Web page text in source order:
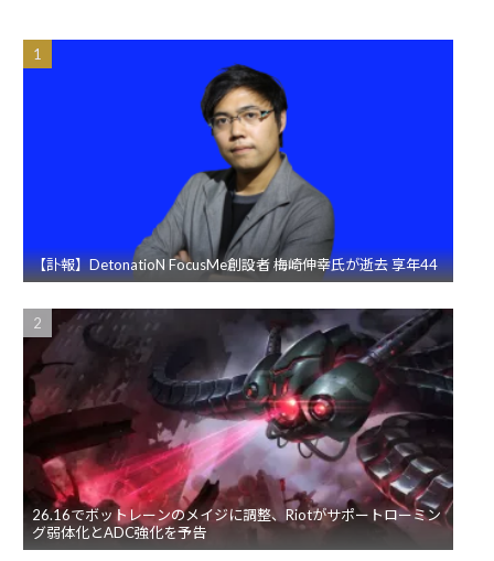
【訃報】DetonatioN FocusMe創設者 梅崎伸幸氏が逝去 享年44
26.16でボットレーンのメイジに調整、Riotがサポートローミン
グ弱体化とADC強化を予告